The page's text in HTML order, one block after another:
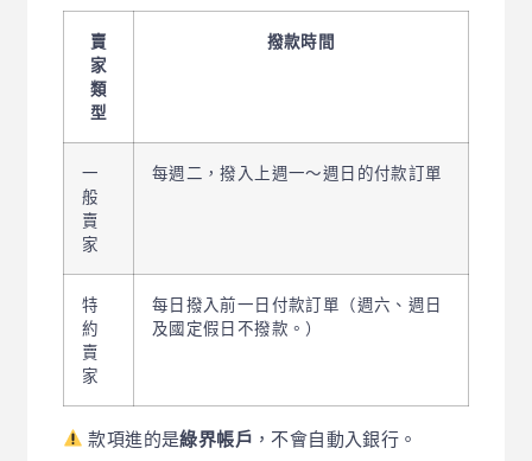
賣
家
類
型
撥款時間
一
般
賣
家
每週二，撥入上週一～週日的付款訂單
特
約
賣
家
每日撥入前一日付款訂單（週六、週日
及國定假日不撥款。）
款項進的是綠界帳戶 ，不會自動入銀行。